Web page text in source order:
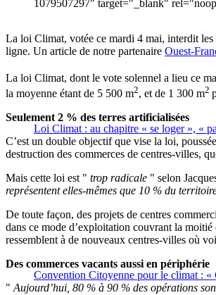
1079507297" target="_blank"
La loi Climat, votée ce mardi 4 mai, interdit les
ligne. Un article de notre partenaire Ouest-
La loi Climat, dont le vote solennel a lieu ce
la moyenne étant de 5 500 m2, et de 1 300 m2
Loi Climat : au chapitre « se loger », «
Seulement 2 % des terres artificialisées
C’est un double objectif que vise la loi,
destruction des commerces de centres-villes,
Mais cette loi est
trop radicale ​selon
représentent elles-mêmes que 10 % du
De toute façon, des projets de centres
dans ce mode d’exploitation couvrant la
ressemblent à de nouveaux centres-villes où
Convention Citoyenne pour le climat : «
Des commerces vacants aussi en périphérie
Aujourd’hui, 80 % à 90 % des opérations